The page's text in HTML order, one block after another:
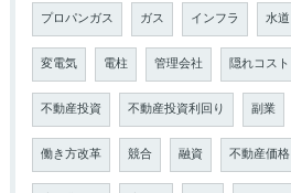
プロパンガス ガス インフラ 水道
変電気 電柱 管理会社 隠れコスト
不動産投資 不動産投資利回り 副業
働き方改革 競合 融資 不動産価格